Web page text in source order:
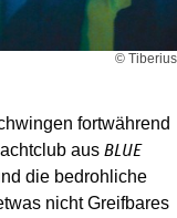
© Tiberius
fortwährend
aus BLUE
die bedrohliche
nicht Greifbares